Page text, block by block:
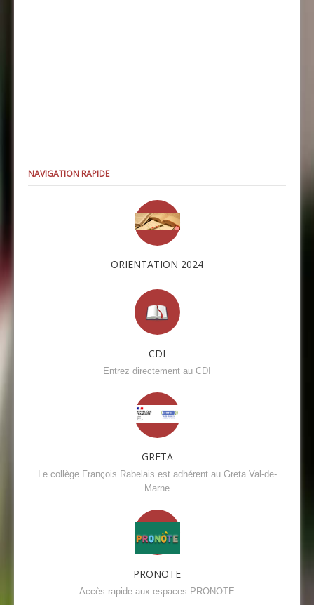
NAVIGATION RAPIDE
ORIENTATION 2024
CDI
Entrez directement au CDI
GRETA
Le collège François Rabelais est adhérent au Greta Val-de-
Marne
PRONOTE
Accès rapide aux espaces PRONOTE